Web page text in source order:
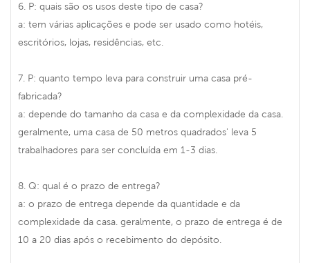
6. P: quais são os usos deste tipo de casa?
a: tem várias aplicações e pode ser usado como hotéis,
escritórios, lojas, residências, etc.
7. P: quanto tempo leva para construir uma casa pré-
fabricada?
a: depende do tamanho da casa e da complexidade da casa.
geralmente, uma casa de 50 metros quadrados' leva 5
trabalhadores para ser concluída em 1-3 dias.
8. Q: qual é o prazo de entrega?
a: o prazo de entrega depende da quantidade e da
complexidade da casa. geralmente, o prazo de entrega é de
10 a 20 dias após o recebimento do depósito.